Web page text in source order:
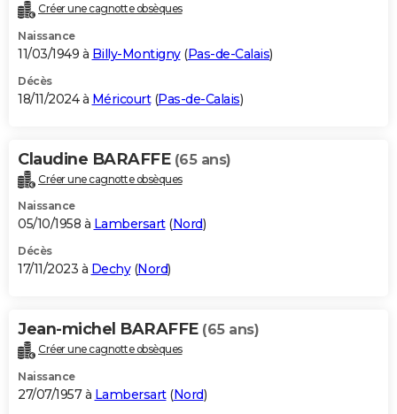
Créer une cagnotte obsèques
Naissance
11/03/1949 à Billy-Montigny(Pas-de-Calais)
Décès
18/11/2024 à Méricourt(Pas-de-Calais)
Claudine BARAFFE (65 ans)
Créer une cagnotte obsèques
Naissance
05/10/1958 à Lambersart(Nord)
Décès
17/11/2023 à Dechy(Nord)
Jean-michel BARAFFE (65 ans)
Créer une cagnotte obsèques
Naissance
27/07/1957 à Lambersart(Nord)